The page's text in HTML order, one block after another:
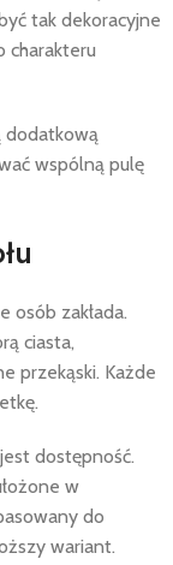
tak dekoracyjne
charakteru
dodatkową
wspólną pulę
osób zakłada.
ciasta,
przekąski. Każde
dostępność.
w
do
wariant.